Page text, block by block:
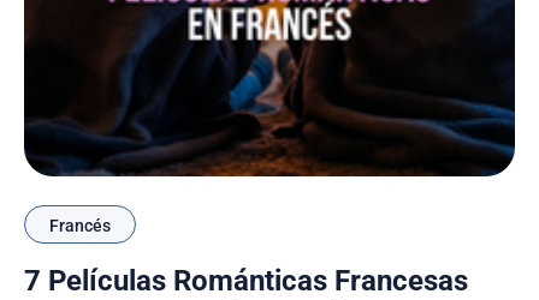
Francés
7 Películas Románticas Francesas